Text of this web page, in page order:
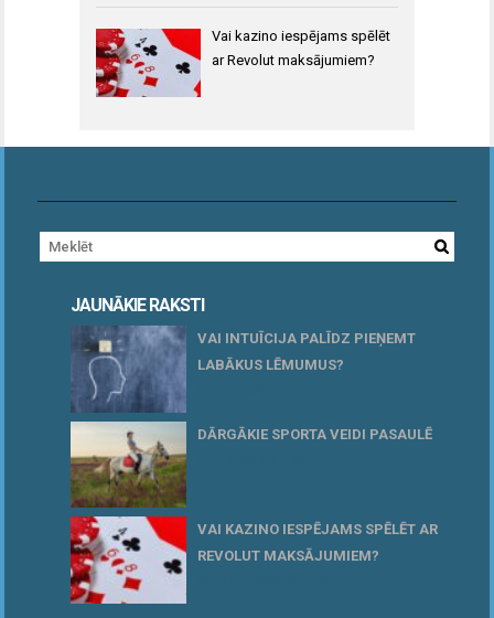
Vai kazino iespējams spēlēt
ar Revolut maksājumiem?
JAUNĀKIE RAKSTI
VAI INTUĪCIJA PALĪDZ PIEŅEMT
LABĀKUS LĒMUMUS?
DĀRGĀKIE SPORTA VEIDI PASAULĒ
VAI KAZINO IESPĒJAMS SPĒLĒT AR
REVOLUT MAKSĀJUMIEM?